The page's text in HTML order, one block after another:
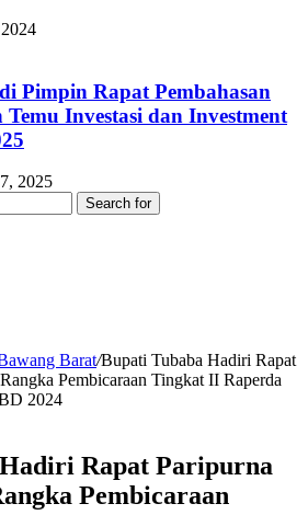
Pimpin Rapat Pembahasan
Temu Investasi dan Investment
2025
Search for
Barat/Bupati Tubaba Hadiri Rapat
Pembicaraan Tingkat II Raperda
2024
Rapat Paripurna
Pembicaraan